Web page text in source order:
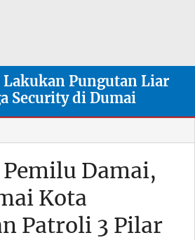
Lakukan Pungutan Liar
Security di Dumai
Damai,
Kota
Patroli 3 Pilar